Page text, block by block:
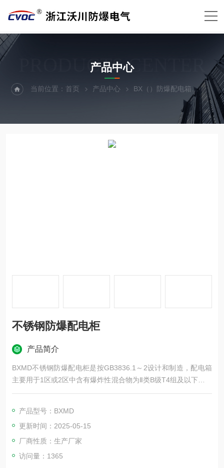
PRODUCTS CENTER
产品中心
当前位置：首页 产品中心 BX（）防爆配电箱 防爆
不锈钢防爆配电柜
产品简介
BXMD不锈钢防爆配电柜是按GB3836.1～2设计和制造，配电箱
主要用于1区或2区中含有爆炸性混合物为Ⅱ类B级T4组及以下爆炸
危险场所，作为交流50Hz，额定电压至380V，分支回路额定电
通与分断之用，且具有过载和短路保护。
产品型号：BXMD
更新时间：2025-05-15
厂商性质：生产厂家
访问量：1365